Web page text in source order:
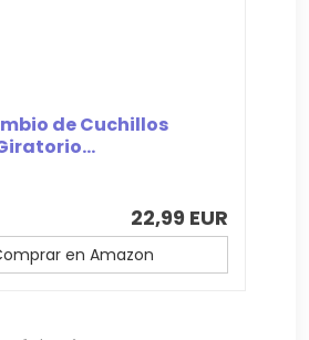
de Cuchillos
22,99 EUR
en Amazon